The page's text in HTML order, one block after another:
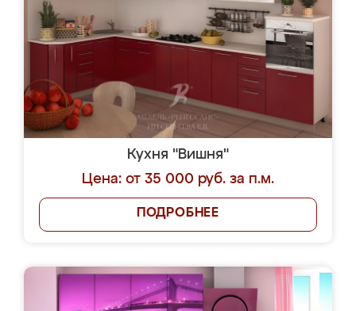
Кухня "Вишня"
Цена: от 35 000 руб. за п.м.
ПОДРОБНЕЕ